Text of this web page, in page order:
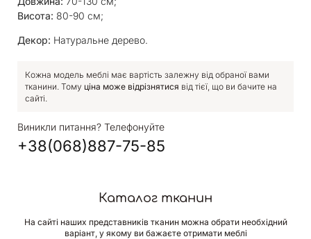
Висота: 80-90 см;
Декор: Натуральне дерево.
Кожна модель меблі має вартість залежну від обраної вами
тканини. Тому ціна може відрізнятися від тієї, що ви бачите на
сайті.
Виникли питання? Телефонуйте
+38(068)887-75-85
Каталог тканин
На сайті наших представників тканин можна обрати необхідний
варіант, у якому ви бажаєте отримати меблі